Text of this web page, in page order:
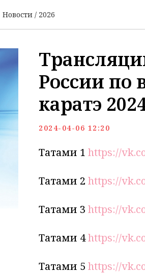
Новости / 2026
России по
каратэ
2024-04-06 12:20
Татами 1 https://
Татами 2 https://
Татами 3 https://
Татами 4https://
Татами 5 https://